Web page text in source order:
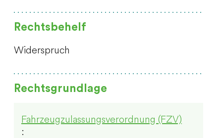
Rechtsbehelf
Widerspruch
Rechtsgrundlage
Fahrzeugzulassungsverordnung (FZV)
: